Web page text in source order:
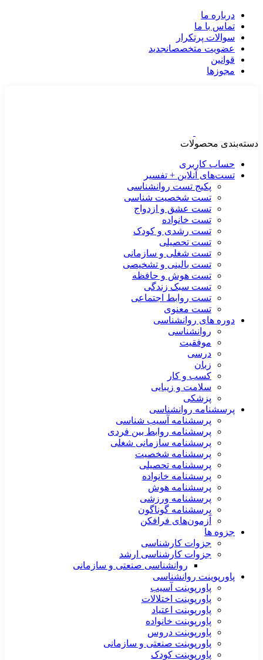
درباره ما
تماس با ما
سوالات پرتکرار
عضویت متخصصانجدید
قوانین
مجوزها
دسته‌بندی محصولات
حساب کاربری
تست‌های آنلاین + تفسیر
پکیج تست روانشناسی
تست شخصیت شناسی
تست عشق و ازدواج
تست خانواده
تست رشدی و کودک
تست تحصیلی
تست شغلی و سازمانی
تست بالینی و تشخیصی
تست هوش و حافظه
تست سبک زندگی
تست روابط اجتماعی
تست معنوی
دوره های روانشناسی
روانشناسی
موفقیت
درسی
زبان
کسب و کار
سلامت و زیبایی
پزشکی
پرسشنامه روانشناسی
پرسشنامه آسیب شناسی
پرسشنامه روابط بین فردی
پرسشنامه سازمانی شغلی
پرسشنامه شخصیت
پرسشنامه تحصیلی
پرسشنامه خانواده
پرسشنامه هوش
پرسشنامه ورزشی
پرسشنامه گوناگون
آزمون‌های فرافکن
جزوه ها
جزوات کارشناسی
جزوات کارشناسی ارشد
روانشناسی صنعتی و سازمانی
پاورپوینت روانشناسی
پاورپوینت آسیب
پاورپوینت اختلالات
پاورپوینت اعتیاد
پاورپوینت خانواده
پاورپوینت دروس
پاورپوینت صنعتی و سازمانی
پاورپوینت کودک